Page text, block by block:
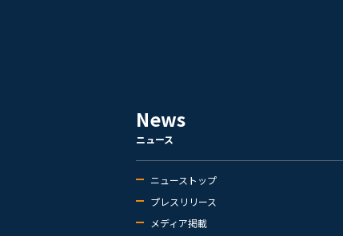
News
ニュース
ニューストップ
プレスリリース
メディア掲載